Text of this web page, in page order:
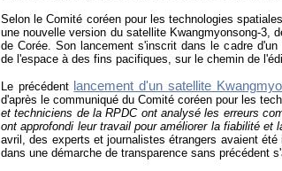
Selon le Comité coréen pour les technologies
une nouvelle version du satellite Kwangmyonsong-3,
de Corée. Son lancement s'inscrit dans le cadre
de l'espace à des fins pacifiques, sur le chemin de
Le précédent lancement d'un satellite
d'après le communiqué du Comité coréen pour les
et techniciens de la RPDC ont analysé les erreurs
ont approfondi leur travail pour améliorer la fiabilité
avril, des experts et journalistes étrangers avaient
dans une démarche de transparence sans précédent